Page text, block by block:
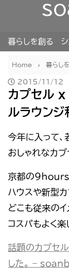
暮らしを創る
Home 暮らし
2015/11/12
カプセル x
ルラウンジ
今年に入って、
おしゃれなカ
京都の９hours
ハウスや新型
どこも従来の
コスパもよく楽
話題のカプセ
した。 –